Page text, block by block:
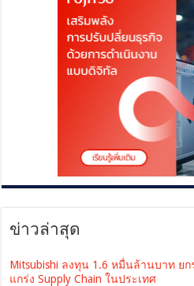
ข่าวล่าสุด
Mitsubishi ลงทุน 1.6 หมื่นล้านบาท ยก
แกร่ง Supply Chain ในประเทศ